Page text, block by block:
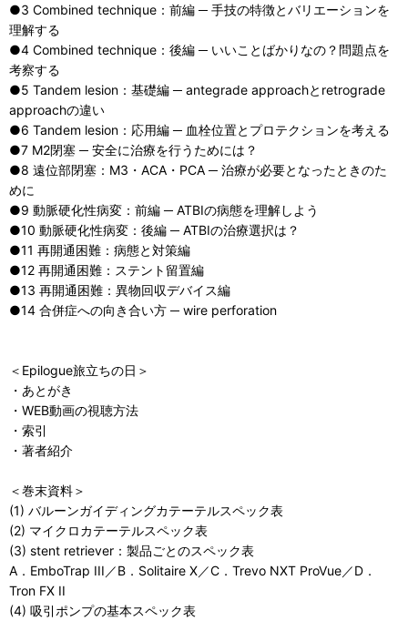
●3 Combined technique：前編 ─ 手技の特徴とバリエーションを
理解する
●4 Combined technique：後編 ─ いいことばかりなの？問題点を
考察する
●5 Tandem lesion：基礎編 ─ antegrade approachとretrograde
approachの違い
●6 Tandem lesion：応用編 ─ 血栓位置とプロテクションを考える
●7 M2閉塞 ─ 安全に治療を行うためには？
●8 遠位部閉塞：M3・ACA・PCA ─ 治療が必要となったときのた
めに
●9 動脈硬化性病変：前編 ─ ATBIの病態を理解しよう
●10 動脈硬化性病変：後編 ─ ATBIの治療選択は？
●11 再開通困難：病態と対策編
●12 再開通困難：ステント留置編
●13 再開通困難：異物回収デバイス編
●14 合併症への向き合い方 ─ wire perforation
＜Epilogue旅立ちの日＞
・あとがき
・WEB動画の視聴方法
・索引
・著者紹介
＜巻末資料＞
(1) バルーンガイディングカテーテルスペック表
(2) マイクロカテーテルスペック表
(3) stent retriever：製品ごとのスペック表
A．EmboTrap III／B．Solitaire X／C．Trevo NXT ProVue／D．
Tron FX II
(4) 吸引ポンプの基本スペック表